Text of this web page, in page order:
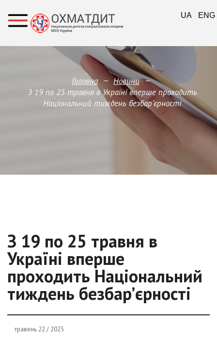
Головна — Новини —
З 19 по 25 травня в Україні вперше проходить
Національний тиждень безбарʼєрності
З 19 по 25 травня в
Україні вперше
проходить Національний
тиждень безбарʼєрності
травень 22 / 2025
UA ENG